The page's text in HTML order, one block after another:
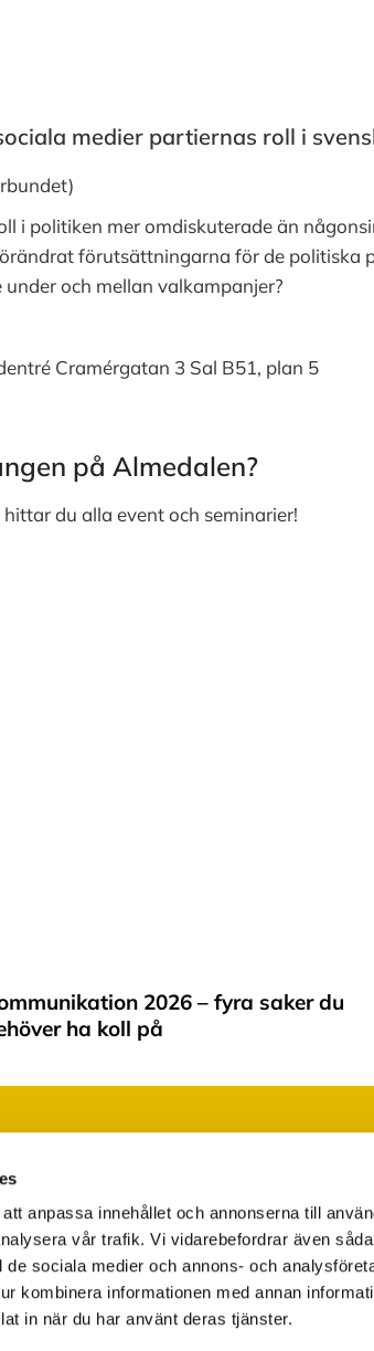
anpassa innehållet och annonserna till
vår trafik. Vi vidarebefordrar även
de sociala medier och annons- och
kombinera informationen med annan
in när du har använt deras tjänster.
medier partiernas roll i
i politiken mer omdiskuterade än
förutsättningarna för de politiska
och mellan valkampanjer?
Cramérgatan 3 Sal B51, plan 5
på Almedalen?
hittar du alla event och seminarier!
2026 – fyra saker du
ha koll på